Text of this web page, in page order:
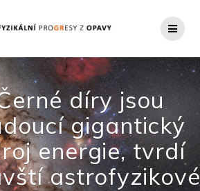
obsah
díry jsou
gigantický
energie, tvrdí
astrofyzikové